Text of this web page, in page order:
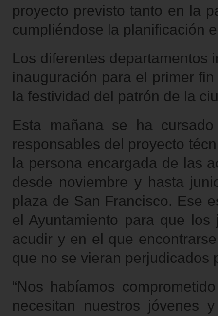
proyecto previsto tanto en la
cumpliéndose la planificación
Los diferentes departamentos
inauguración para el primer
la festividad del patrón de la
Esta mañana se ha
responsables del proyecto
la persona encargada de las
desde noviembre y hasta
plaza de San Francisco. Ese
el Ayuntamiento para que
acudir y en el que
que no se vieran perjudicados
“Nos habíamos
necesitan nuestros jóvenes